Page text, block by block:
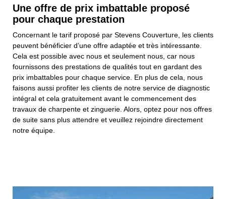
Une offre de prix imbattable proposé
pour chaque prestation
Concernant le tarif proposé par Stevens Couverture, les clients
peuvent bénéficier d’une offre adaptée et très intéressante.
Cela est possible avec nous et seulement nous, car nous
fournissons des prestations de qualités tout en gardant des
prix imbattables pour chaque service. En plus de cela, nous
faisons aussi profiter les clients de notre service de diagnostic
intégral et cela gratuitement avant le commencement des
travaux de charpente et zinguerie. Alors, optez pour nos offres
de suite sans plus attendre et veuillez rejoindre directement
notre équipe.